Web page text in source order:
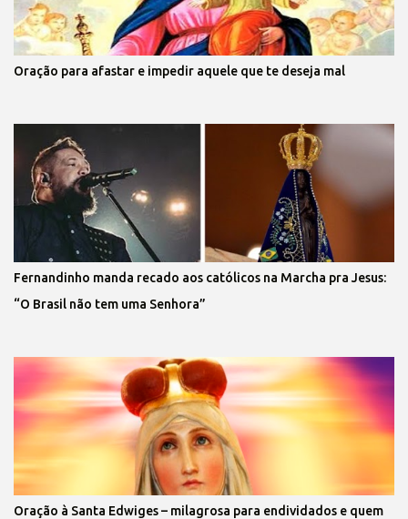
Oração para afastar e impedir aquele que te deseja mal
Fernandinho manda recado aos católicos na Marcha pra Jesus:
“O Brasil não tem uma Senhora”
Oração à Santa Edwiges – milagrosa para endividados e quem